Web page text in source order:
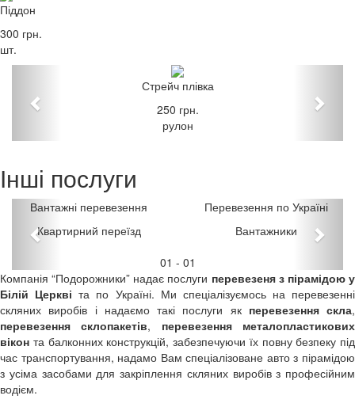
Піддон
300 грн.
шт.
Стрейч плівка
250 грн.
рулон
Інші послуги
Вантажні перевезення
Перевезення по Україні
Квартирний переїзд
Вантажники
01 - 01
Компанія “Подорожники” надає послуги перевезеня з пірамідою у
Білій Церкві та по Україні. Ми спеціалізуємось на перевезенні
скляних виробів і надаємо такі послуги як перевезення скла,
перевезення склопакетів, перевезенняметалопластикових
вікон та балконних конструкцій, забезпечуючи їх повну безпеку під
час транспортування, надамо Вам спеціалізоване авто з пірамідою
з усіма засобами для закріплення скляних виробів з професійним
водієм.